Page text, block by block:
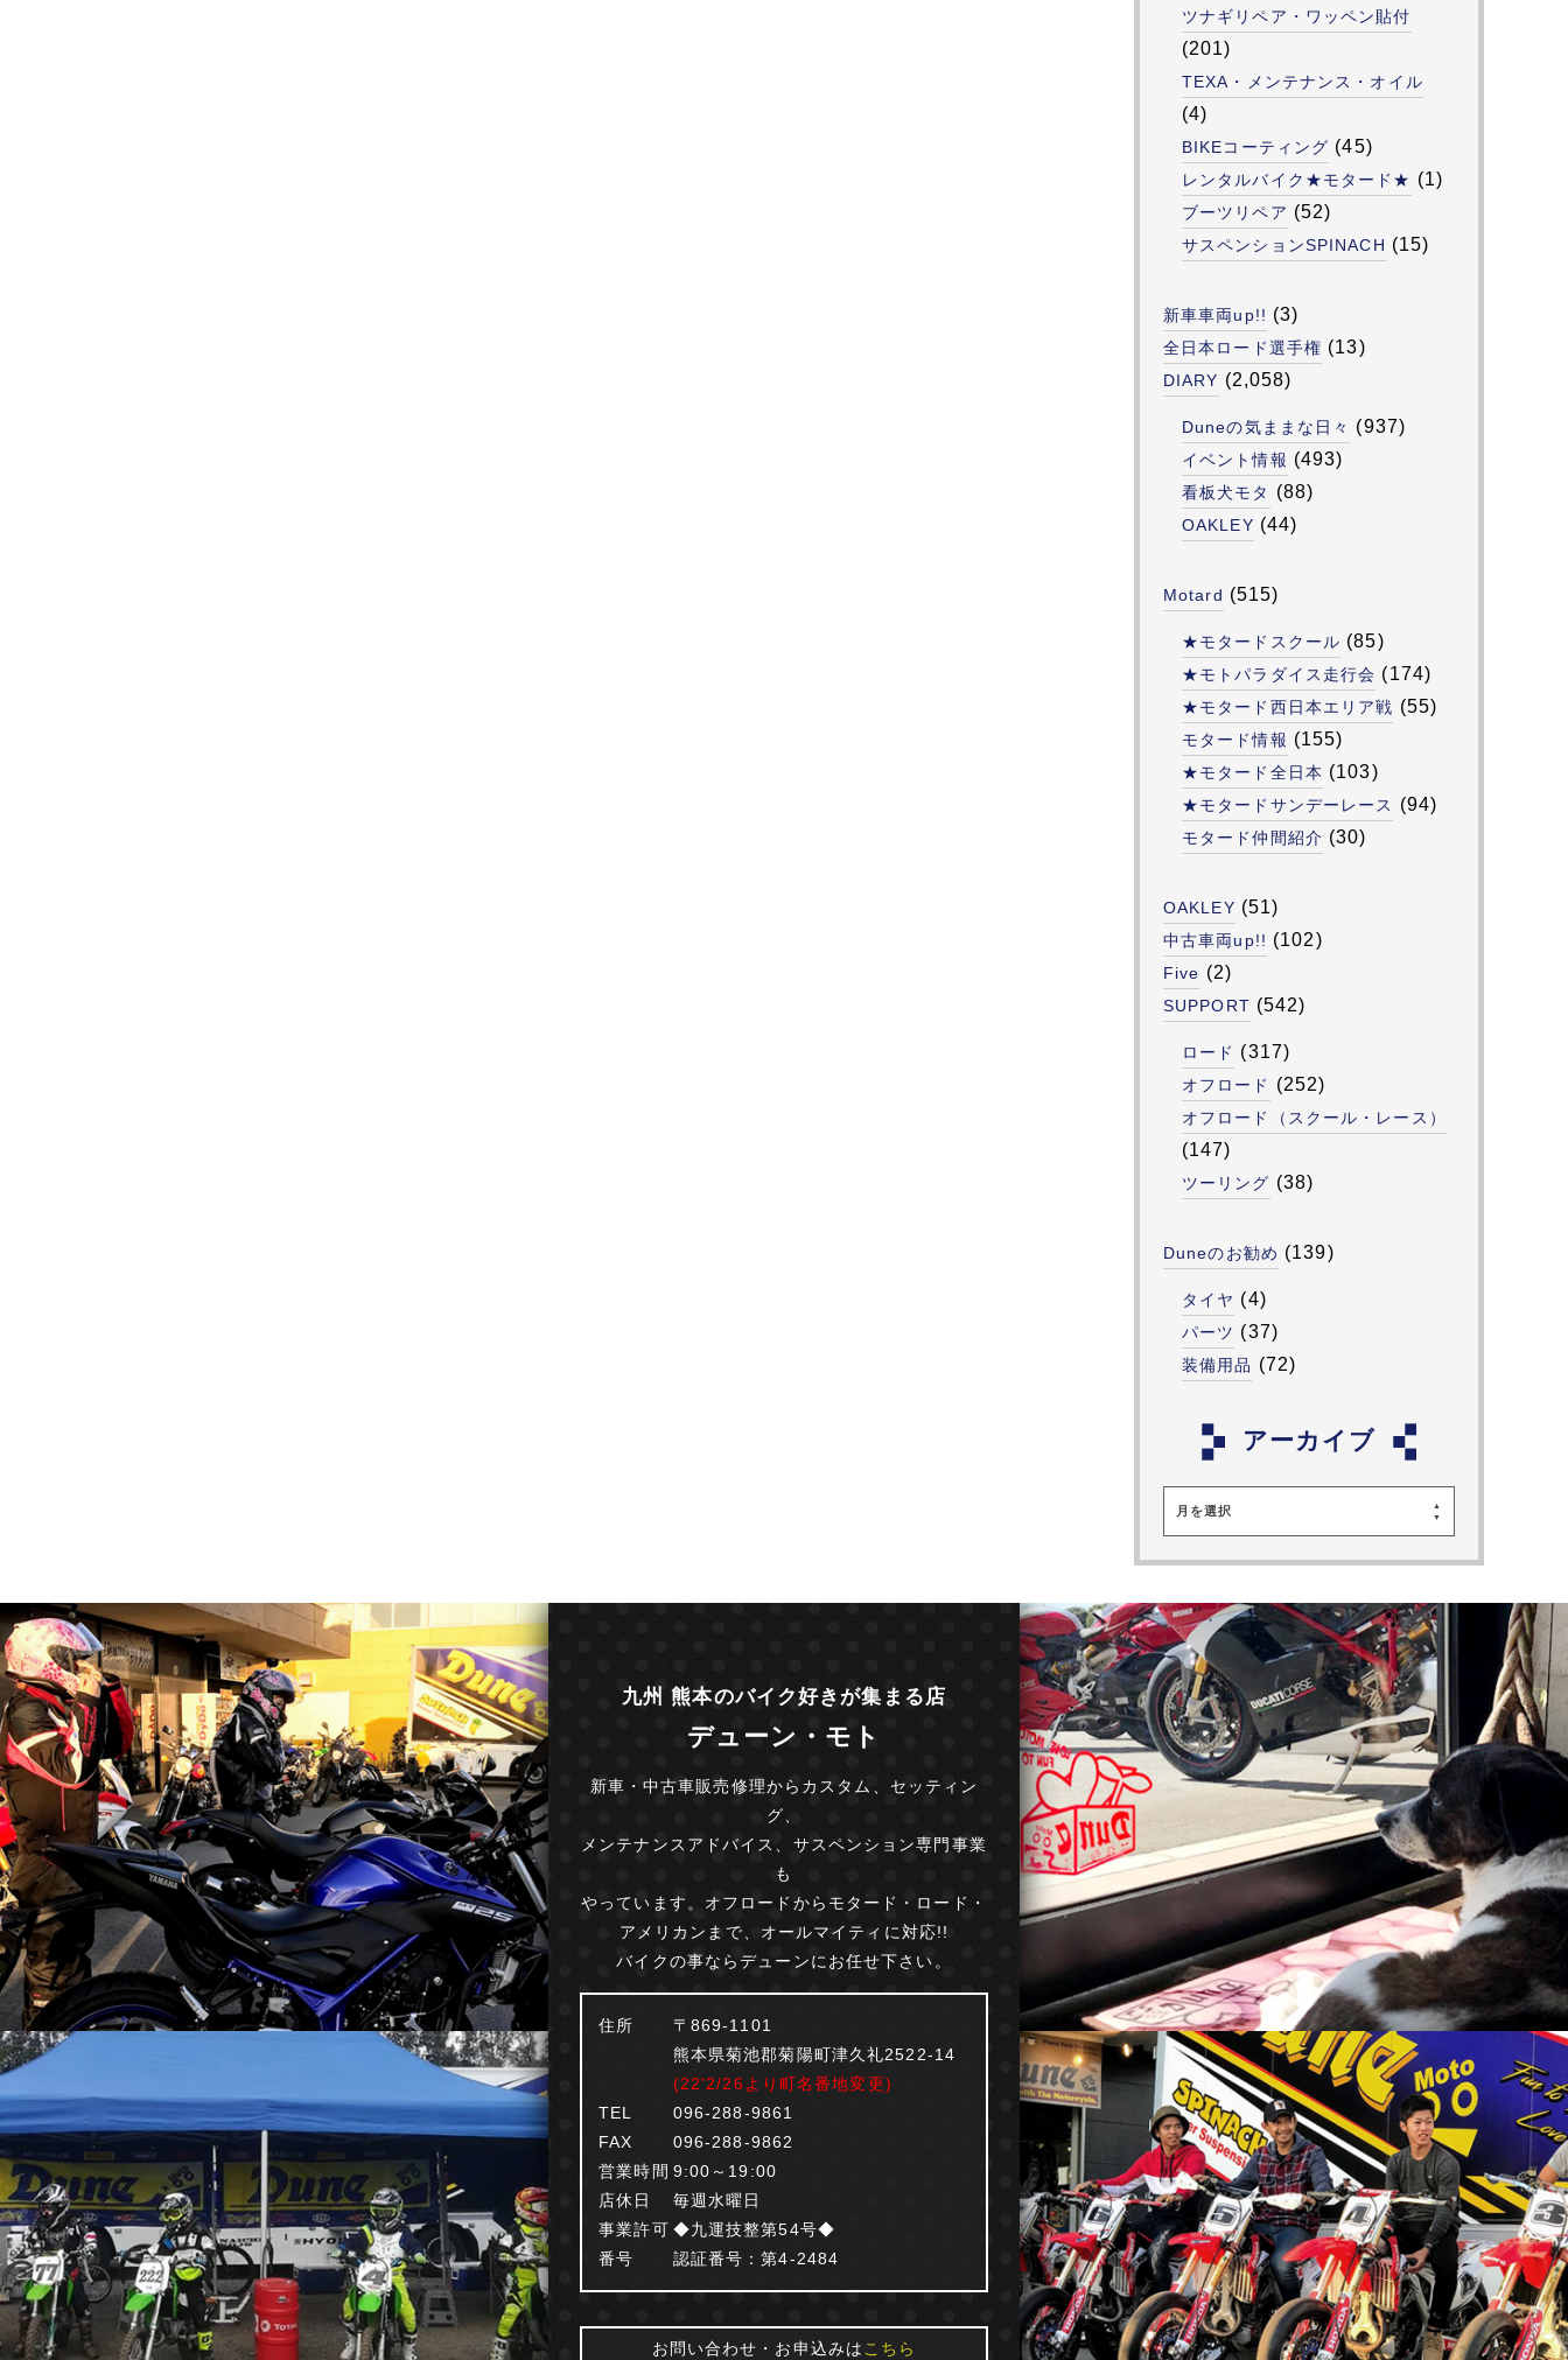
ツナギリペア・ワッペン貼付
(201)
TEXA・メンテナンス・オイル
(4)
BIKEコーティング (45)
レンタルバイク★モタード★ (1)
ブーツリペア (52)
サスペンションSPINACH (15)
新車車両up!! (3)
全日本ロード選手権 (13)
DIARY (2,058)
Duneの気ままな日々 (937)
イベント情報 (493)
看板犬モタ (88)
OAKLEY (44)
Motard (515)
★モタードスクール (85)
★モトパラダイス走行会 (174)
★モタード西日本エリア戦 (55)
モタード情報 (155)
★モタード全日本 (103)
★モタードサンデーレース (94)
モタード仲間紹介 (30)
OAKLEY (51)
中古車両up!! (102)
Five (2)
SUPPORT (542)
ロード (317)
オフロード (252)
オフロード（スクール・レース）
(147)
ツーリング (38)
Duneのお勧め (139)
タイヤ (4)
パーツ (37)
装備用品 (72)
アーカイブ
月を選択
九州 熊本のバイク好きが集まる店
デューン・モト
新車・中古車販売修理からカスタム、セッティン
グ、
メンテナンスアドバイス、サスペンション専門事業
も
やっています。オフロードからモタード・ロード・
アメリカンまで、オールマイティに対応!!
バイクの事ならデューンにお任せ下さい。
住所
〒869-1101
熊本県菊池郡菊陽町津久礼2522-14
(22'2/26より町名番地変更)
TEL
096-288-9861
FAX
096-288-9862
営業時間 9:00～19:00
店休日
毎週水曜日
事業許可
番号
◆九運技整第54号◆
認証番号：第4-2484
お問い合わせ・お申込みは こちら